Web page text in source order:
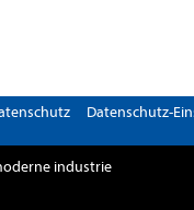
Datenschutz-
industrie